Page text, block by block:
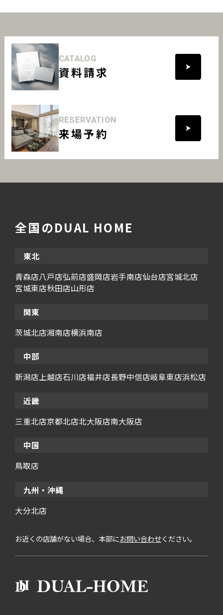
CATALOG
資料請求
RESERVATION
来場予約
全国のDUAL HOME
東北
青森店八戸店弘前店盛岡店岩手南店仙台店宮城北店
宮城東店秋田店山形店
関東
茨城北店湘南店横浜南店
中部
新潟店 上越店石川店福井店長野中信店岐阜東店浜松店
近畿
三重北店京都北店北大阪店南大阪店
中国
鳥取店
九州・沖縄
大分北店
お近くの店舗がない場合、本部にお問い合わせください。